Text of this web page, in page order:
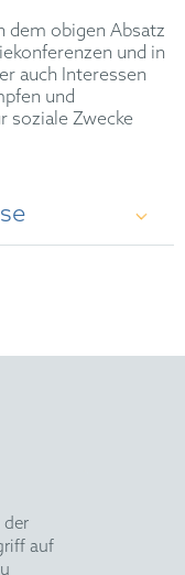
der
auf
dem obigen Absatz
und in
auch Interessen
und
soziale Zwecke
(2014)
Nanophotonics) -